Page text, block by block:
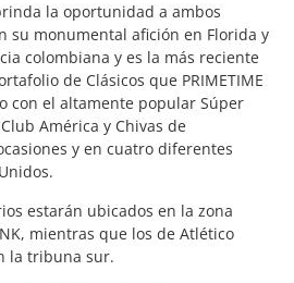
la oportunidad a ambos
su monumental afición en Florida y
colombiana y es la más reciente
de Clásicos que PRIMETIME
con el altamente popular Súper
América y Chivas de
y en cuatro diferentes
estarán ubicados en la zona
mientras que los de Atlético
la tribuna sur.